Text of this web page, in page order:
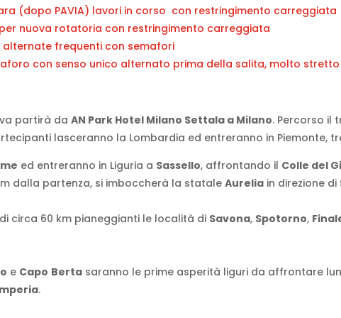
(dopo PAVIA) lavori in corso con restringimento carreggiata
per nuova rotatoria con restringimento carreggiata
alternate frequenti con semafori
con senso unico alternato prima della salita, molto stretto
partirà daAN Park Hotel Milano Settala a Milano. Percorso il
lasceranno la Lombardia ed entreranno in Piemonte,
ed entreranno in Liguria a Sassello, affrontando il Colle del
dalla partenza, si imboccherà la stataleAurelia in direzione di
circa 60 km pianeggianti le località di Savona, Spotorno,
e Capo Berta saranno le prime asperità liguri da affrontare
.